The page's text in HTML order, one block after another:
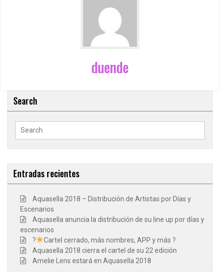
duende
Search
Search
Entradas recientes
Aquasella 2018 – Distribución de Artistas por Días y
Escenarios
Aquasella anuncia la distribución de su line up por días y
escenarios
?
Cartel cerrado, más nombres, APP y más ?
Aquasella 2018 cierra el cartel de su 22 edición
Amelie Lens estará en Aquasella 2018